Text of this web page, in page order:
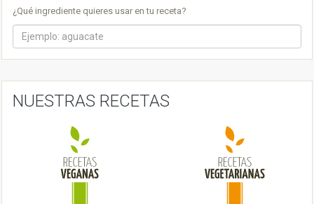
v
¿Qué ingrediente quieres usar en tu receta?
NUESTRAS RECETAS